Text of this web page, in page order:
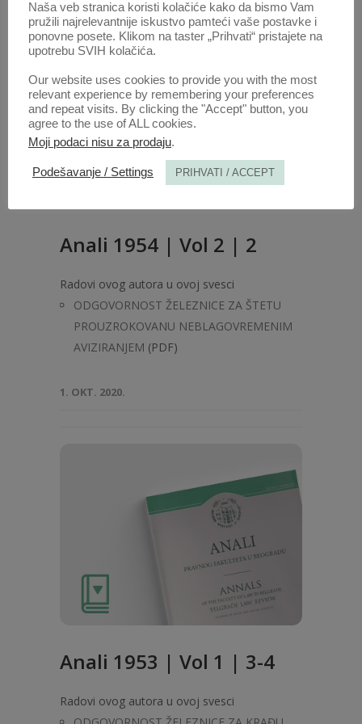
Anali 1954 | Vol 2 | 2
Radovi ovog autora u ovoj svesci
ODGOVORNOST ŽELEZNICE ZA ŠTETU
PROUZROKOVANU NEBLAGOVREMENIM
AVIZIRANJEM (PDF)
1. OKT. 2020.
Anali 1953 | Vol 1 | 3-4
Radovi ovog autora u ovoj svesci
Naša veb stranica koristi kolačiće kako da bismo Vam
pružili najrelevantnije iskustvo pamteći vaše postavke i
ponovne posete. Klikom na taster „Prihvati“ pristajete na
upotrebu SVIH kolačića.
Our website uses cookies to provide you with the most
relevant experience by remembering your preferences
and repeat visits. By clicking the "Accept" button, you
agree to the use of ALL cookies.
Moji podaci nisu za prodaju.
Podešavanje / Settings PRIHVATI / ACCEPT